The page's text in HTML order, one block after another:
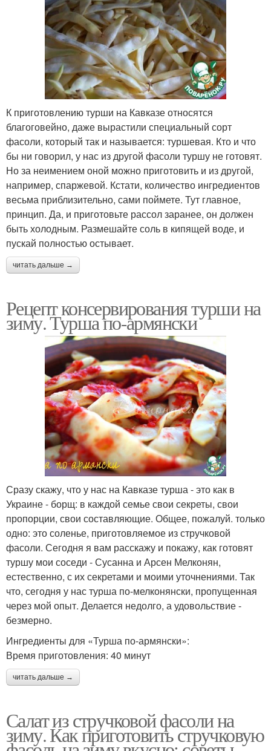
К приготовлению турши на Кавказе относятся
благоговейно, даже вырастили специальный сорт
фасоли, который так и называется: туршевая. Кто и что
бы ни говорил, у нас из другой фасоли туршу не готовят.
Но за неимением оной можно приготовить и из другой,
например, спаржевой. Кстати, количество ингредиентов
весьма приблизительно, сами поймете. Тут главное,
принцип. Да, и приготовьте рассол заранее, он должен
быть холодным. Размешайте соль в кипящей воде, и
пускай полностью остывает.
читать дальше →
Рецепт консервирования турши на
зиму. Турша по-армянски
Сразу скажу, что у нас на Кавказе турша - это как в
Украине - борщ: в каждой семье свои секреты, свои
пропорции, свои составляющие. Общее, пожалуй. только
одно: это соленье, приготовляемое из стручковой
фасоли. Сегодня я вам расскажу и покажу, как готовят
туршу мои соседи - Сусанна и Арсен Мелконян,
естественно, с их секретами и моими уточнениями. Так
что, сегодня у нас турша по-мелконянски, пропущенная
через мой опыт. Делается недолго, а удовольствие -
безмерно.
Ингредиенты для «Турша по-армянски»:
Время приготовления: 40 минут
читать дальше →
Салат из стручковой фасоли на
зиму. Как приготовить стручковую